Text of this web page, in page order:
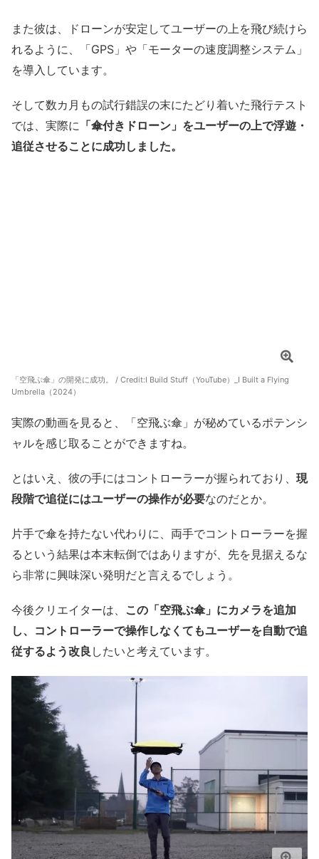
また彼は、ドローンが安定してユーザーの上を飛び続けら
れるように、「GPS」や「モーターの速度調整システム」
を導入しています。
そして数カ月もの試行錯誤の末にたどり着いた飛行テスト
では、実際に 「傘付きドローン」をユーザーの上で浮遊・
追従させることに成功しました。
「空飛ぶ傘」の開発に成功。 / Credit:I Build Stuff（YouTube）_I Built a Flying
Umbrella（2024）
実際の動画を見ると、「空飛ぶ傘」が秘めているポテンシ
ャルを感じ取ることができますね。
とはいえ、彼の手にはコントローラーが握られており、 現
段階で追従にはユーザーの操作が必要なのだとか。
片手で傘を持たない代わりに、両手でコントローラーを握
るという結果は本末転倒ではありますが、先を見据えるな
ら非常に興味深い発明だと言えるでしょう。
今後クリエイターは、 この「空飛ぶ傘」にカメラを追加
し、コントローラーで操作しなくてもユーザーを自動で追
従するよう改良 したいと考えています。